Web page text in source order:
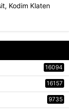
Kodim Klaten
16094
16157
9735